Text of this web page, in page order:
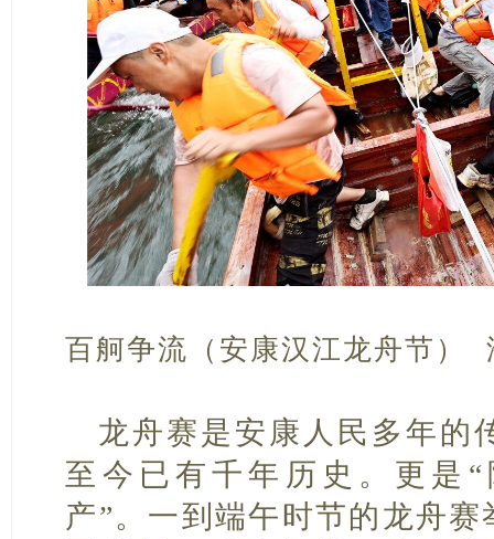
百舸争流（安康汉江龙舟节）
龙舟赛是安康人民多年的
至今已有千年历史。更是
产”。一到端午时节的龙舟